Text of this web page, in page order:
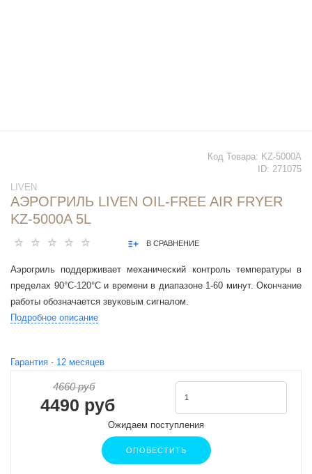
Код Товара: KZ-5000A
ID: 271075
LIVEN
АЭРОГРИЛЬ LIVEN OIL-FREE AIR FRYER
KZ-5000A 5L
В СРАВНЕНИЕ
Аэрогриль поддерживает механический контроль температуры в
пределах 90°С-120°С и времени в диапазоне 1-60 минут. Окончание
работы обозначается звуковым сигналом.
Подробное описание
Гарантия - 12 месяцев
4660 руб
4490 руб
Ожидаем поступления
ОПОВЕСТИТЬ